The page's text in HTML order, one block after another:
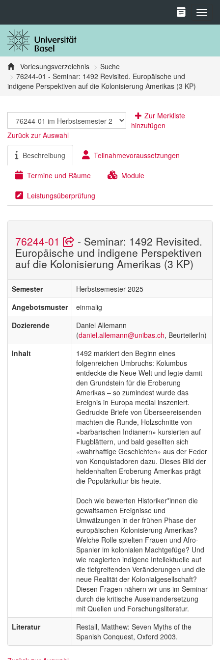
Vorlesungsverzeichnis
Suche
76244-01 - Seminar: 1492 Revisited. Europäische und
indigene Perspektiven auf die Kolonisierung Amerikas (3 KP)
Zur Merkliste
hinzufügen
Zurück zur Auswahl
Beschreibung Teilnahmevoraussetzungen
Termine und Räume Module
Leistungsüberprüfung
76244-01 - Seminar: 1492 Revisited.
Europäische und indigene Perspektiven
auf die Kolonisierung Amerikas (3 KP)
Semester
Herbstsemester 2025
Angebotsmuster
einmalig
Dozierende
Daniel Allemann
(daniel.allemann@unibas.ch, BeurteilerIn)
Inhalt
1492 markiert den Beginn eines
folgenreichen Umbruchs: Kolumbus
entdeckte die Neue Welt und legte damit
den Grundstein für die Eroberung
Amerikas – so zumindest wurde das
Ereignis in Europa medial inszeniert.
Gedruckte Briefe von Überseereisenden
machten die Runde, Holzschnitte von
«barbarischen Indianern» kursierten auf
Flugblättern, und bald gesellten sich
«wahrhaftige Geschichten» aus der Feder
von Konquistadoren dazu. Dieses Bild der
heldenhaften Eroberung Amerikas prägt
die Populärkultur bis heute.
Doch wie bewerten Historiker*innen die
gewaltsamen Ereignisse und
Umwälzungen in der frühen Phase der
europäischen Kolonisierung Amerikas?
Welche Rolle spielten Frauen und Afro-
Spanier im kolonialen Machtgefüge? Und
wie reagierten indigene Intellektuelle auf
die tiefgreifenden Veränderungen und die
neue Realität der Kolonialgesellschaft?
Diesen Fragen nähern wir uns im Seminar
durch die kritische Auseinandersetzung
mit Quellen und Forschungsliteratur.
Literatur
Restall, Matthew: Seven Myths of the
Spanish Conquest, Oxford 2003.